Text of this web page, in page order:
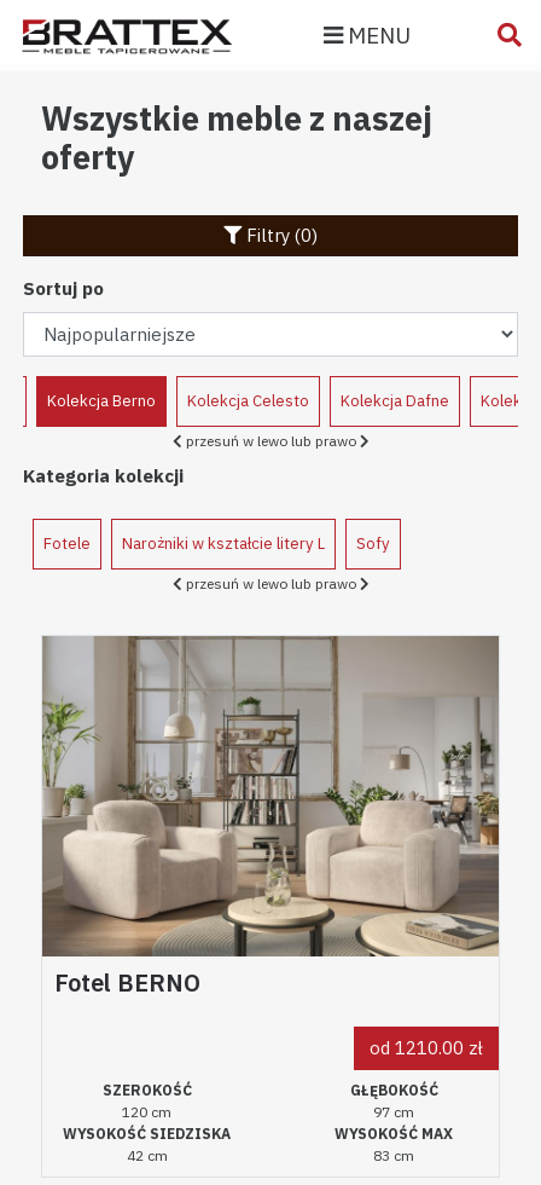
MENU
Wszystkie meble z naszej
oferty
Filtry (0)
Sortuj po
Kolekcja Berno Kolekcja Celesto Kolekcja Dafne
przesuń w lewo lub prawo
Kategoria kolekcji
Fotele Narożniki w kształcie litery L Sofy
przesuń w lewo lub prawo
Fotel BERNO
od 1210.00 zł
SZEROKOŚĆ
120 cm
GŁĘBOKOŚĆ
97 cm
WYSOKOŚĆ SIEDZISKA
42 cm
WYSOKOŚĆ MAX
83 cm